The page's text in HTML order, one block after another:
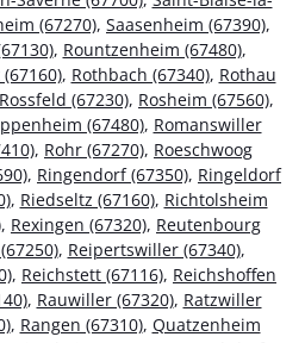
(67270), Saasenheim (67390),
, Rountzenheim (67480),
, Rothbach (67340), Rothau
Rossfeld (67230), Rosheim (67560),
(67480), Romanswiller
, Rohr (67270), Roeschwoog
, Ringendorf (67350), Ringeldorf
, Riedseltz (67160), Richtolsheim
, Rexingen (67320), Reutenbourg
, Reipertswiller (67340),
, Reichstett (67116), Reichshoffen
, Rauwiller (67320), Ratzwiller
, Rangen (67310), Quatzenheim